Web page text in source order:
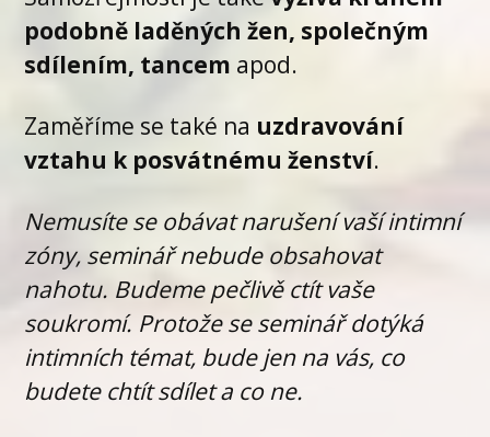
podobně laděných žen, společným
sdílením, tancem apod.
Zaměříme se také na uzdravování
vztahu k posvátnému ženství.
Nemusíte se obávat narušení vaší intimní
zóny, seminář nebude obsahovat
nahotu. Budeme pečlivě ctít vaše
soukromí. Protože se seminář dotýká
intimních témat, bude jen na vás, co
budete chtít sdílet a co ne.